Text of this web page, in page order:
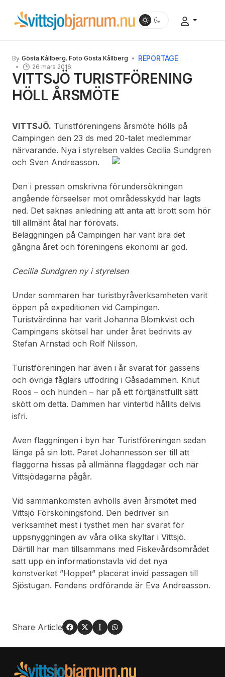
By Gösta Kållberg. Foto Gösta Kållberg REPORTAGE
26 mars 2016
VITTSJÖ TURISTFÖRENING
HÖLL ÅRSMÖTE
VITTSJÖ. Turistföreningens årsmöte hölls på
Campingen den 23 ds med 20-talet medlemmar
närvarande. Nya i styrelsen valdes Cecilia Sundgren
och Sven Andreasson.
Den i pressen omskrivna förundersökningen
angående förseelser mot områdesskydd har lagts
ned. Det saknas anledning att anta att brott som hör
till allmänt åtal har förövats.
Beläggningen på Campingen har varit bra det
gångna året och föreningens ekonomi är god.
Cecilia Sundgren ny i styrelsen
Under sommaren har turistbyråverksamheten varit
öppen på expeditionen vid Campingen.
Turistvärdinna har varit Johanna Blomkvist och
Campingens skötsel har under året bedrivits av
Stefan Arnstad och Rolf Nilsson.
Turistföreningen har även i år svarat för gässens
och övriga fåglars utfodring i Gåsadammen. Knut
Roos – och hunden – har på ett förtjänstfullt sätt
skött om detta. Dammen har vintertid hållits delvis
isfri.
Även flaggningen i byn har Turistföreningen sedan
länge på sin lott. Paret Johannesson ser till att
flaggorna hissas på allmänna flaggdagar och när
Vittsjödagarna pågår.
Vid sammankomsten avhölls även årsmötet med
Vittsjö Försköningsfond. Den bedriver sin
verksamhet mest i tysthet men har svarat för
uppsnyggningen av våra olika skyltar i Vittsjö.
Därtill har man tillsammans med Fiskevårdsområdet
satt upp en informationstavla vid det nya
konstverket ”Hoppet” placerat invid passagen till
Sjöstugan. Fondens ordförande är Eva Andreasson.
Share Article